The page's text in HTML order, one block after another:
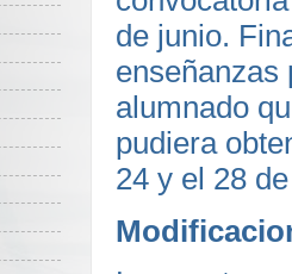
de junio.
enseñanzas
alumnado
pudiera
24 y el 28